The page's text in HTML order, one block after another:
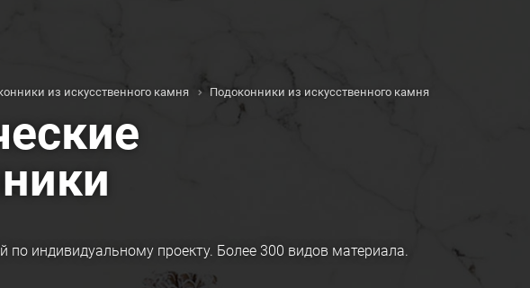
из искусственного камня Подоконники из искусственного камня
по индивидуальному проекту. Более 300 видов материала.